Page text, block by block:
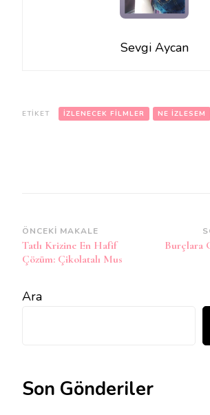
Sevgi Aycan
ETIKET İZLENECEK FILMLER NE IZLESEM
Yazı
dolaşımı
ÖNCEKI MAKALE
Tatlı Krizine En Hafif
Çözüm: Çikolatalı Mus
Burçlara
Ara
Son Gönderiler